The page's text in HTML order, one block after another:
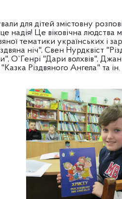
для дітей змістовну
надія! Це віковічна людства
тематики українських і
ніч", Свен Нурдквіст
О`Генрі "Дари волхвів",
Різдвяного Ангела" та ін.